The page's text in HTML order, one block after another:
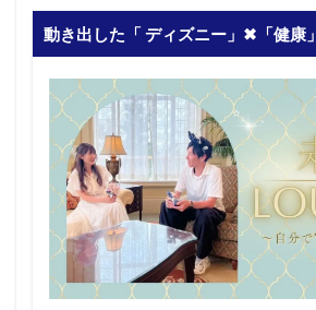
動き出した「 ディズニー」✖︎「健康